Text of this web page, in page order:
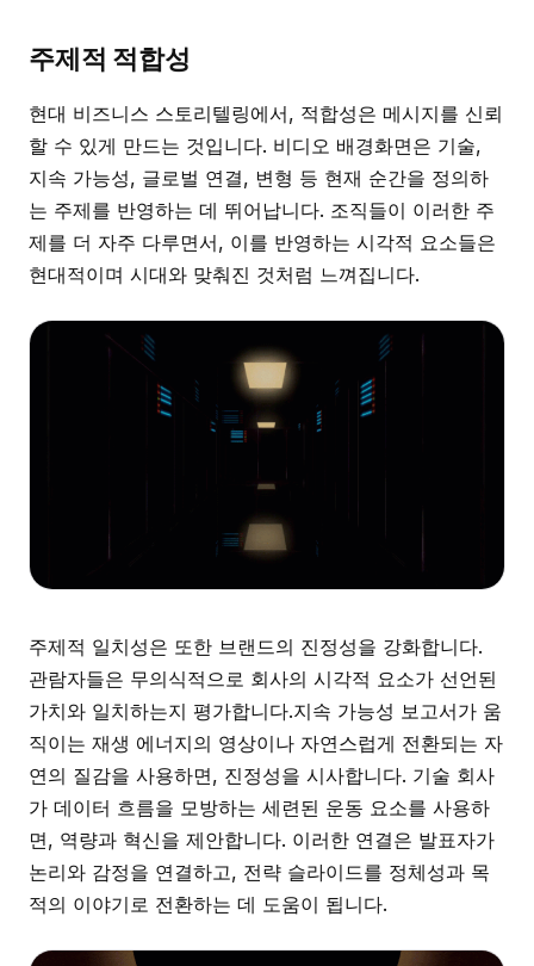
주제적 적합성
현대 비즈니스 스토리텔링에서, 적합성은 메시지를 신뢰
할 수 있게 만드는 것입니다. 비디오 배경화면은 기술,
지속 가능성, 글로벌 연결, 변형 등 현재 순간을 정의하
는 주제를 반영하는 데 뛰어납니다. 조직들이 이러한 주
제를 더 자주 다루면서, 이를 반영하는 시각적 요소들은
현대적이며 시대와 맞춰진 것처럼 느껴집니다.
주제적 일치성은 또한 브랜드의 진정성을 강화합니다.
관람자들은 무의식적으로 회사의 시각적 요소가 선언된
가치와 일치하는지 평가합니다.지속 가능성 보고서가 움
직이는 재생 에너지의 영상이나 자연스럽게 전환되는 자
연의 질감을 사용하면, 진정성을 시사합니다. 기술 회사
가 데이터 흐름을 모방하는 세련된 운동 요소를 사용하
면, 역량과 혁신을 제안합니다. 이러한 연결은 발표자가
논리와 감정을 연결하고, 전략 슬라이드를 정체성과 목
적의 이야기로 전환하는 데 도움이 됩니다.